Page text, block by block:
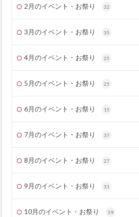
2月のイベント・お祭り 32
3月のイベント・お祭り 35
4月のイベント・お祭り 25
5月のイベント・お祭り 25
6月のイベント・お祭り 15
7月のイベント・お祭り 37
8月のイベント・お祭り 27
9月のイベント・お祭り 31
10月のイベント・お祭り 39